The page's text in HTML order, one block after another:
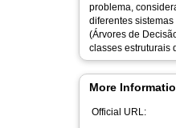
problema,
diferentes
(Árvores de
classes estruturais
More
Official URL: